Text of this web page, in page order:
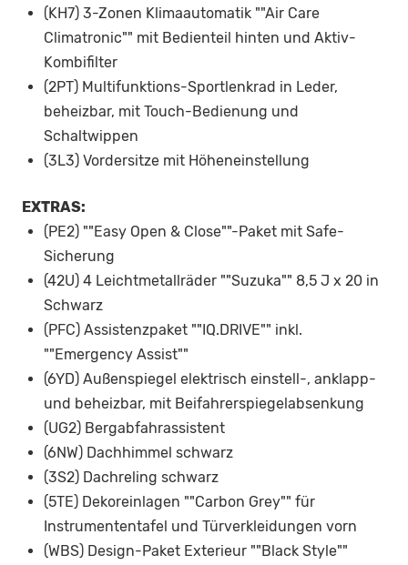
(KH7) 3-Zonen Klimaautomatik ""Air Care
Climatronic"" mit Bedienteil hinten und Aktiv-
Kombifilter
(2PT) Multifunktions-Sportlenkrad in Leder,
beheizbar, mit Touch-Bedienung und
Schaltwippen
(3L3) Vordersitze mit Höheneinstellung
EXTRAS:
(PE2) ""Easy Open & Close""-Paket mit Safe-
Sicherung
(42U) 4 Leichtmetallräder ""Suzuka"" 8,5 J x 20 in
Schwarz
(PFC) Assistenzpaket ""IQ.DRIVE"" inkl.
""Emergency Assist""
(6YD) Außenspiegel elektrisch einstell-, anklapp-
und beheizbar, mit Beifahrerspiegelabsenkung
(UG2) Bergabfahrassistent
(6NW) Dachhimmel schwarz
(3S2) Dachreling schwarz
(5TE) Dekoreinlagen ""Carbon Grey"" für
Instrumententafel und Türverkleidungen vorn
(WBS) Design-Paket Exterieur ""Black Style""